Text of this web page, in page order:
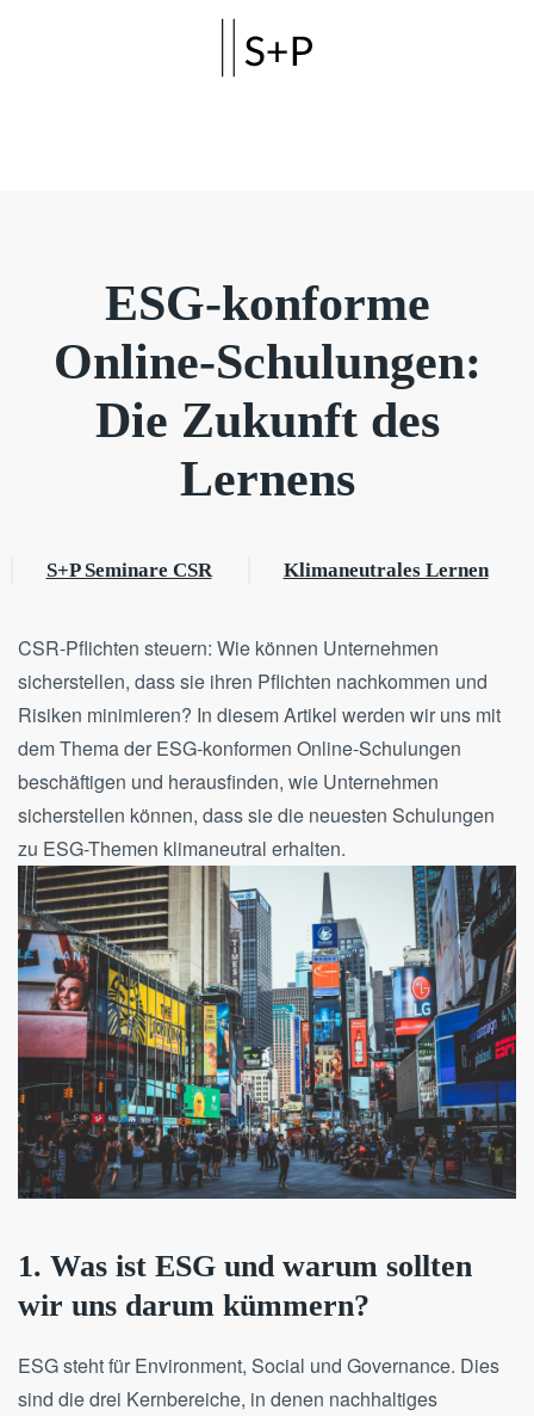
ESG-konforme
Online-Schulungen:
Die Zukunft des
Lernens
S+P Seminare CSR Klimaneutrales Lernen
CSR-Pflichten steuern: Wie können Unternehmen
sicherstellen, dass sie ihren Pflichten nachkommen und
Risiken minimieren? In diesem Artikel werden wir uns mit
dem Thema der ESG-konformen Online-Schulungen
beschäftigen und herausfinden, wie Unternehmen
sicherstellen können, dass sie die neuesten Schulungen
zu ESG-Themen klimaneutral erhalten.
1. Was ist ESG und warum sollten
wir uns darum kümmern?
ESG steht für Environment, Social und Governance. Dies
sind die drei Kernbereiche, in denen nachhaltiges